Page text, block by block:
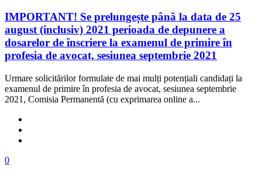
IMPORTANT! Se prelungește până la data de 25
august (inclusiv) 2021 perioada de depunere a
dosarelor de înscriere la examenul de primire în
profesia de avocat, sesiunea septembrie 2021
Urmare solicitărilor formulate de mai mulți potențiali candidați la
examenul de primire în profesia de avocat, sesiunea septembrie
2021, Comisia Permanentă (cu exprimarea online a...
0